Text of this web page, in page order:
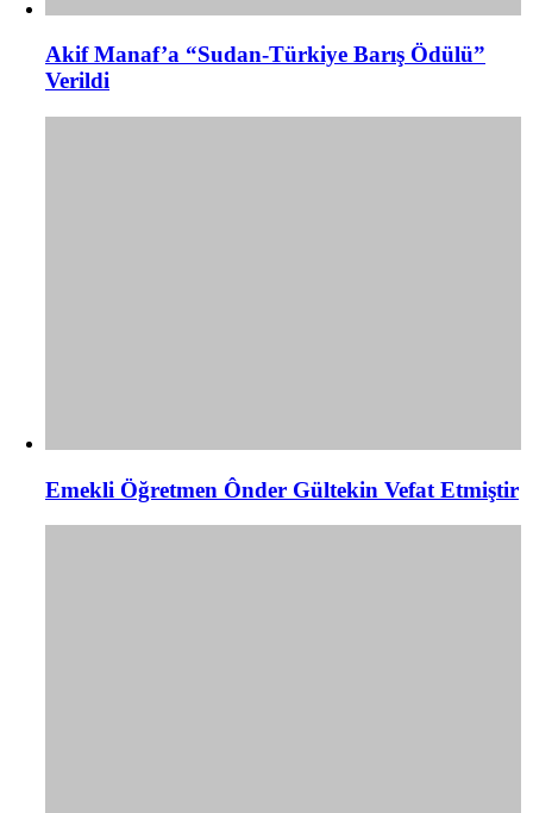
Akif Manaf’a “Sudan-Türkiye Barış Ödülü”
Verildi
Emekli Öğretmen Ônder Gültekin Vefat Etmiştir